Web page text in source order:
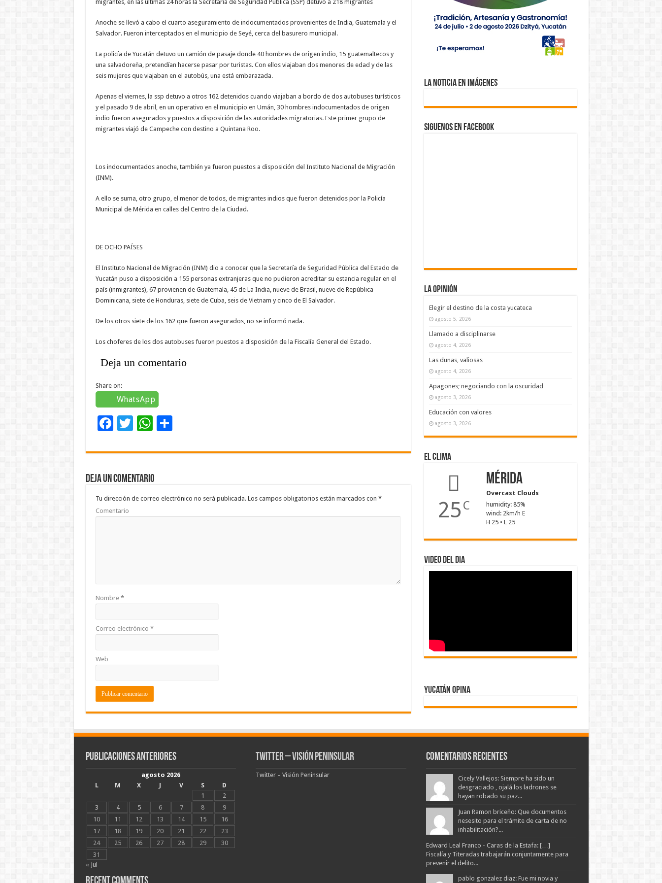
migrantes, en las últimas 24 horas la Secretaria de Seguridad Pública (SSP) detuvo a 218 migrantes
Anoche se llevó a cabo el cuarto aseguramiento de indocumentados provenientes de India, Guatemala y el
Salvador. Fueron interceptados en el municipio de Seyé, cerca del basurero municipal.
La policía de Yucatán detuvo un camión de pasaje donde 40 hombres de origen indio, 15 guatemaltecos y
una salvadoreña, pretendían hacerse pasar por turistas. Con ellos viajaban dos menores de edad y de las
seis mujeres que viajaban en el autobús, una está embarazada.
Apenas el viernes, la ssp detuvo a otros 162 detenidos cuando viajaban a bordo de dos autobuses turísticos
y el pasado 9 de abril, en un operativo en el municipio en Umán, 30 hombres indocumentados de origen
indio fueron asegurados y puestos a disposición de las autoridades migratorias. Este primer grupo de
migrantes viajó de Campeche con destino a Quintana Roo.
Los indocumentados anoche, también ya fueron puestos a disposición del Instituto Nacional de Migración
(INM).
A ello se suma, otro grupo, el menor de todos, de migrantes indios que fueron detenidos por la Policía
Municipal de Mérida en calles del Centro de la Ciudad.
DE OCHO PAÍSES
El Instituto Nacional de Migración (INM) dio a conocer que la Secretaría de Seguridad Pública del Estado de
Yucatán puso a disposición a 155 personas extranjeras que no pudieron acreditar su estancia regular en el
país (inmigrantes), 67 provienen de Guatemala, 45 de La India, nueve de Brasil, nueve de República
Dominicana, siete de Honduras, siete de Cuba, seis de Vietnam y cinco de El Salvador.
De los otros siete de los 162 que fueron asegurados, no se informó nada.
Los choferes de los dos autobuses fueron puestos a disposición de la Fiscalía General del Estado.
Deja un comentario
Share on:
WhatsApp
F
e
b
o
o
k
T
tt
er
W
at
sA
p
p
C
m
ti
r
Deja un comentario
Tu dirección de correo electrónico no será publicada.Los campos obligatorios están marcados con *
Comentario
Nombre *
Correo electrónico *
Web
La Noticia en Imágenes
Siguenos en Facebook
La Opinión
Elegir el destino de la costa yucateca
agosto 5, 2026
Llamado a disciplinarse
agosto 4, 2026
Las dunas, valiosas
agosto 4, 2026
Apagones; negociando con la oscuridad
agosto 3, 2026
Educación con valores
agosto 3, 2026
El Clima
25 C
Mérida
Overcast Clouds
humidity: 85%
wind: 2km/h E
H 25 • L 25
Video del dia
Yucatán Opina
Publicaciones Anteriores
agosto 2026
L
M X J V S
D
1
2
3
4 5 6 7 8
9
10
11 12 13 14 15
16
17
18 19 20 21 22
23
24
25 26 27 28 29
30
31
« Jul
Twitter – Visión Peninsular
Twitter – Visión Peninsular
Comentarios Recientes
Cicely Vallejos: Siempre ha sido un
desgraciado , ojalá los ladrones se
hayan robado su paz...
Juan Ramon briceño: Que documentos
nesesito para el trámite de carta de no
inhabilitación?...
Edward Leal Franco - Caras de la Estafa: […]
Fiscalía y Titeradas trabajarán conjuntamente para
prevenir el delito...
pablo gonzalez diaz: Fue mi novia y